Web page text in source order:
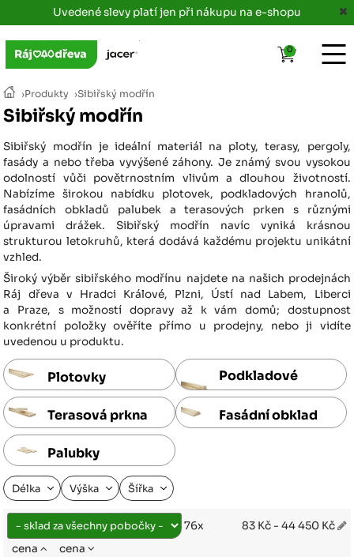
Uvedené slevy platí jen při nákupu na e-shopu
›Produkty ›Sibiřský modřín
Sibiřský modřín
Sibiřský modřín je ideální materiál na ploty, terasy, pergoly,
fasády a nebo třeba vyvýšené záhony. Je známý svou vysokou
odolností vůči povětrnostním vlivům a dlouhou životností.
Nabízíme širokou nabídku plotovek, podkladových hranolů,
fasádních obkladů palubek a terasových prken s různými
úpravami drážek. Sibiřský modřín navíc vyniká krásnou
strukturou letokruhů, která dodává každému projektu unikátní
vzhled.
Široký výběr sibiřského modřínu najdete na našich prodejnách
Ráj dřeva v Hradci Králové, Plzni, Ústí nad Labem, Liberci
a Praze, s možností dopravy až k vám domů; dostupnost
konkrétní položky ověříte přímo u prodejny, nebo ji vidíte
uvedenou u produktu.
Plotovky
Podkladové
hranoly
Terasová prkna Fasádní obklad
Palubky
Délka Výška Šířka
76x
83 Kč - 44 450 Kč
cena
cena
0